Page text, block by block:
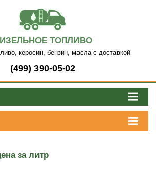
ТОПЛИВО
керосин, бензин, масла с доставкой
(499) 390-05-02
за литр